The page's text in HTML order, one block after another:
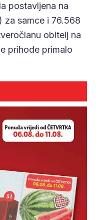
postavljena na
za samce i 76.568
obitelj na
prihode primalo